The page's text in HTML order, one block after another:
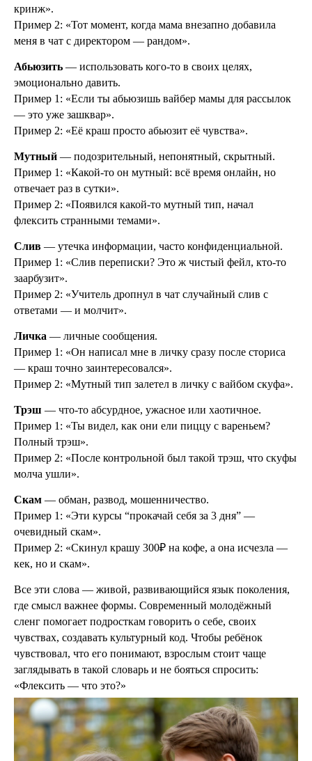
кринж».
Пример 2: «Тот момент, когда мама внезапно добавила
меня в чат с директором — рандом».
Абьюзить — использовать кого-то в своих целях,
эмоционально давить.
Пример 1: «Если ты абьюзишь вайбер мамы для рассылок
— это уже зашквар».
Пример 2: «Её краш просто абьюзит её чувства».
Мутный — подозрительный, непонятный, скрытный.
Пример 1: «Какой-то он мутный: всё время онлайн, но
отвечает раз в сутки».
Пример 2: «Появился какой-то мутный тип, начал
флексить странными темами».
Слив — утечка информации, часто конфиденциальной.
Пример 1: «Слив переписки? Это ж чистый фейл, кто-то
заарбузит».
Пример 2: «Учитель дропнул в чат случайный слив с
ответами — и молчит».
Личка — личные сообщения.
Пример 1: «Он написал мне в личку сразу после сториса
— краш точно заинтересовался».
Пример 2: «Мутный тип залетел в личку с вайбом скуфа».
Трэш — что-то абсурдное, ужасное или хаотичное.
Пример 1: «Ты видел, как они ели пиццу с вареньем?
Полный трэш».
Пример 2: «После контрольной был такой трэш, что скуфы
молча ушли».
Скам — обман, развод, мошенничество.
Пример 1: «Эти курсы “прокачай себя за 3 дня” —
очевидный скам».
Пример 2: «Скинул крашу 300₽ на кофе, а она исчезла —
кек, но и скам».
Все эти слова — живой, развивающийся язык поколения,
где смысл важнее формы. Современный молодёжный
сленг помогает подросткам говорить о себе, своих
чувствах, создавать культурный код. Чтобы ребёнок
чувствовал, что его понимают, взрослым стоит чаще
заглядывать в такой словарь и не бояться спросить:
«Флексить — что это?»